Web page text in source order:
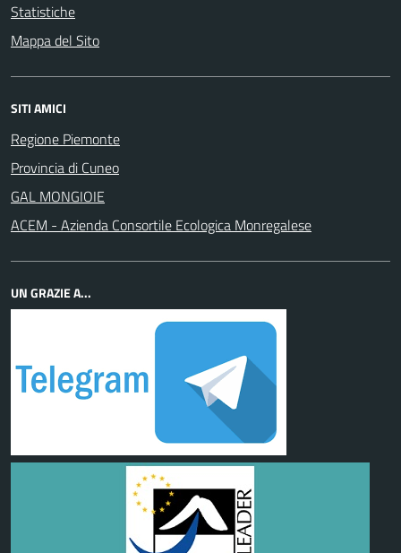
Statistiche
Mappa del Sito
SITI AMICI
Regione Piemonte
Provincia di Cuneo
GAL MONGIOIE
ACEM - Azienda Consortile Ecologica Monregalese
UN GRAZIE A...